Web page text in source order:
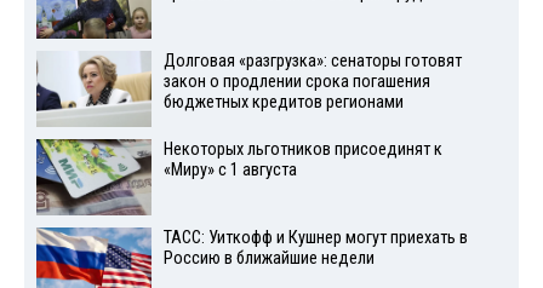
Долговая «разгрузка»: сенаторы готовят
закон о продлении срока погашения
бюджетных кредитов регионами
Некоторых льготников присоединят к
«Миру» с 1 августа
ТАСС: Уиткофф и Кушнер могут приехать в
Россию в ближайшие недели